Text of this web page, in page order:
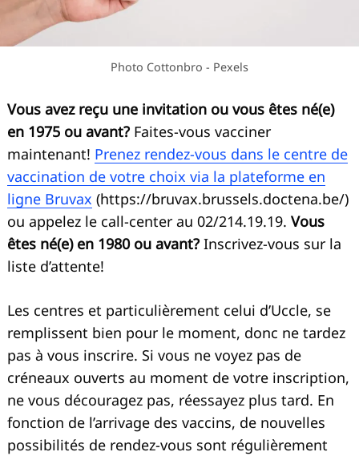
Photo Cottonbro - Pexels
Vous avez reçu une invitation ou vous êtes né(e)
en 1975 ou avant? Faites-vous vacciner
maintenant! Prenez rendez-vous dans le centre de
vaccination de votre choix via la plateforme en
ligne Bruvax (https://bruvax.brussels.doctena.be/)
ou appelez le call-center au 02/214.19.19. Vous
êtes né(e) en 1980 ou avant? Inscrivez-vous sur la
liste d’attente!
Les centres et particulièrement celui d’Uccle, se
remplissent bien pour le moment, donc ne tardez
pas à vous inscrire. Si vous ne voyez pas de
créneaux ouverts au moment de votre inscription,
ne vous découragez pas, réessayez plus tard. En
fonction de l’arrivage des vaccins, de nouvelles
possibilités de rendez-vous sont régulièrement